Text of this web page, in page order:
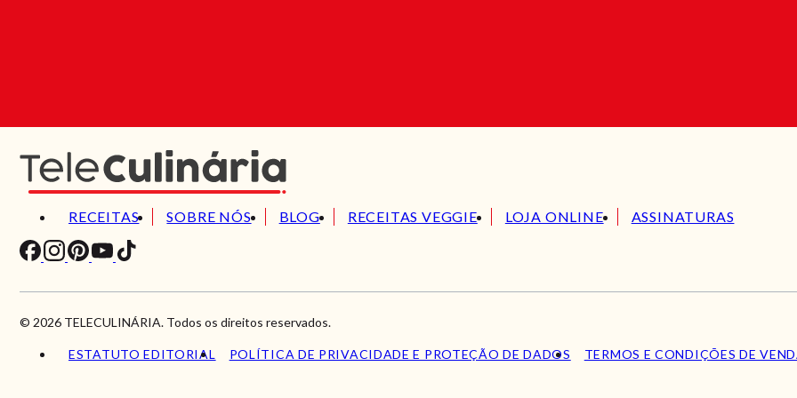
RECEITAS SOBRE NÓS BLOG RECEITAS VEGGIE LOJA ONLINE ASSINATURAS
© 2026 TELECULINÁRIA. Todos os direitos reservados.
ESTATUTO EDITORIAL POLÍTICA DE PRIVACIDADE E PROTEÇÃO DE DADOS TERMOS E CONDIÇÕES DE